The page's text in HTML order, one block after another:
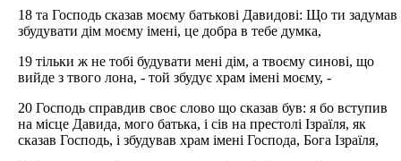
18 та Господь сказав моєму батькові Давидові: Що ти задумав
збудувати дім моєму імені, це добра в тебе думка,
19 тільки ж не тобі будувати мені дім, а твоєму синові, що
вийде з твого лона, - той збудує храм імені моєму, -
20 Господь справдив своє слово що сказав був: я бо вступив
на місце Давида, мого батька, і сів на престолі Ізраїля, як
сказав Господь, і збудував храм імені Господа, Бога Ізраїля,